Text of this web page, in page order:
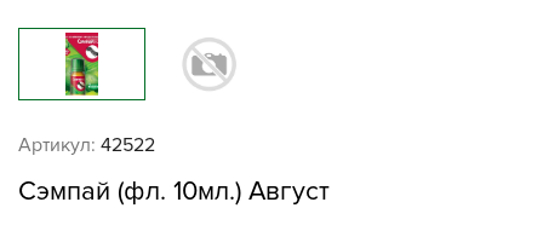
Артикул: 42522
Сэмпай (фл. 10мл.) Август